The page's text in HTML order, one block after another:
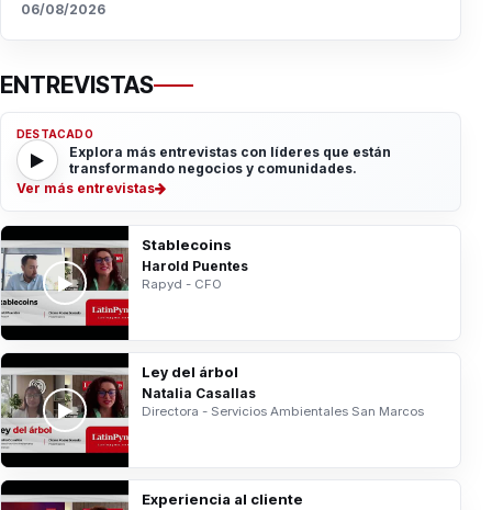
06/08/2026
ENTREVISTAS
DESTACADO
Explora más entrevistas con líderes que están
transformando negocios y comunidades.
Ver más entrevistas
Stablecoins
Harold Puentes
Rapyd - CFO
Ley del árbol
Natalia Casallas
Directora - Servicios Ambientales San Marcos
Experiencia al cliente